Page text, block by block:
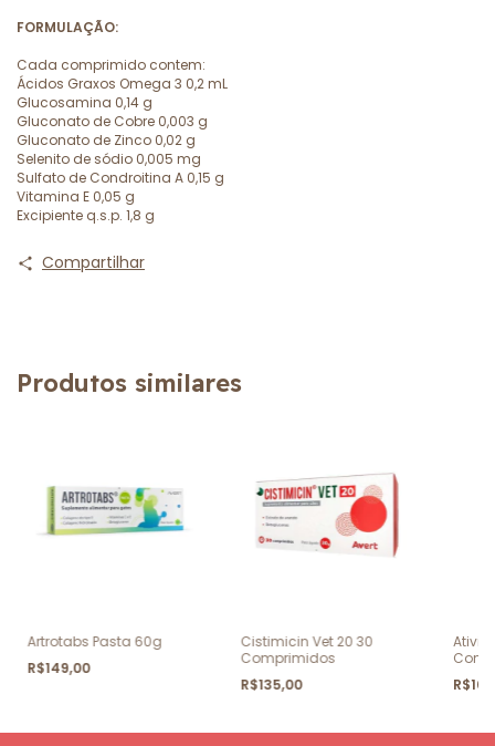
FORMULAÇÃO:
Cada comprimido contem:
Ácidos Graxos Omega 3 0,2 mL
Glucosamina 0,14 g
Gluconato de Cobre 0,003 g
Gluconato de Zinco 0,02 g
Selenito de sódio 0,005 mg
Sulfato de Condroitina A 0,15 g
Vitamina E 0,05 g
Excipiente q.s.p. 1,8 g
Compartilhar
Produtos similares
Artrotabs Pasta 60g
R$149,00
Cistimicin Vet 20 30
Comprimidos
R$135,00
Ativi